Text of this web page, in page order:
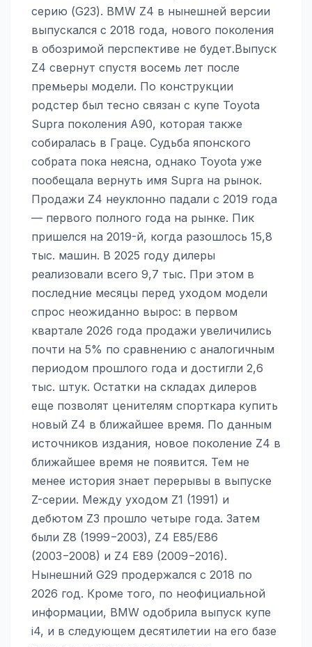
серию (G23). BMW Z4 в нынешней версии
выпускался с 2018 года, нового поколения
в обозримой перспективе не будет.Выпуск
Z4 свернут спустя восемь лет после
премьеры модели. По конструкции
родстер был тесно связан с купе Toyota
Supra поколения A90, которая также
собиралась в Граце. Судьба японского
собрата пока неясна, однако Toyota уже
пообещала вернуть имя Supra на рынок.
Продажи Z4 неуклонно падали с 2019 года
— первого полного года на рынке. Пик
пришелся на 2019-й, когда разошлось 15,8
тыс. машин. В 2025 году дилеры
реализовали всего 9,7 тыс. При этом в
последние месяцы перед уходом модели
спрос неожиданно вырос: в первом
квартале 2026 года продажи увеличились
почти на 5% по сравнению с аналогичным
периодом прошлого года и достигли 2,6
тыс. штук. Остатки на складах дилеров
еще позволят ценителям спорткара купить
новый Z4 в ближайшее время. По данным
источников издания, новое поколение Z4 в
ближайшее время не появится. Тем не
менее история знает перерывы в выпуске
Z-серии. Между уходом Z1 (1991) и
дебютом Z3 прошло четыре года. Затем
были Z8 (1999−2003), Z4 E85/E86
(2003−2008) и Z4 E89 (2009−2016).
Нынешний G29 продержался с 2018 по
2026 год. Кроме того, по неофициальной
информации, BMW одобрила выпуск купе
i4, и в следующем десятилетии на его базе